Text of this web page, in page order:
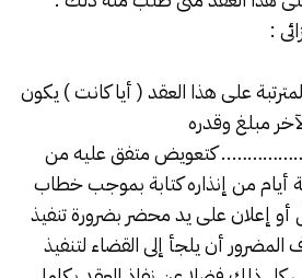
:
على هذا العقد ( أيا كانت ) يكون
مبلغ وقدره
كتعويض متفق عليه من
أيام من إنذاره كتابة بموجب خطاب
إعلان على يد محضر بضرورة تنفيذ
المضرور أن يلجأ إلى القضاء لتنفيذ